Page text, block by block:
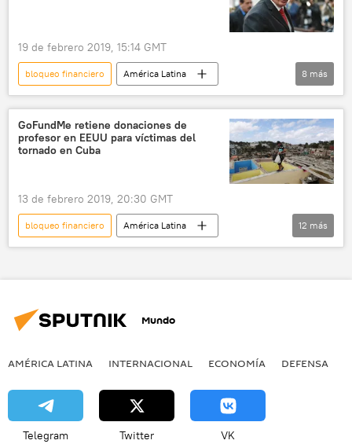
19 de febrero 2019, 15:14 GMT
bloqueo financiero
América Latina
Internacional
política
Cuba
Venezuela
Miguel Díaz-Canel Bermúdez
solidaridad
denuncia noticias
8 más
GoFundMe retiene donaciones de
profesor en EEUU para víctimas del
tornado en Cuba
13 de febrero 2019, 20:30 GMT
bloqueo financiero
América Latina
sociedad
Internacional
política
bloqueo
solidaridad
12 más
Mundo
AMÉRICA LATINA INTERNACIONAL ECONOMÍA DEFENSA
Telegram Twitter VK